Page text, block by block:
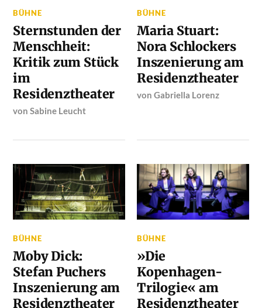
BÜHNE
Sternstunden der
Menschheit:
Kritik zum Stück
im
Residenztheater
vonSabine Leucht
BÜHNE
Maria Stuart:
Nora Schlockers
Inszenierung am
Residenztheater
vonGabriella Lorenz
BÜHNE
Moby Dick:
Stefan Puchers
Inszenierung am
Residenztheater
BÜHNE
»Die
Kopenhagen-
Trilogie« am
Residenztheater